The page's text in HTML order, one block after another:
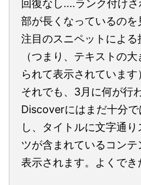
回復なし....ランク付け
部が長くなっているのを
注目のスニペットによ
（つまり、テキストの
られて表示されています
それでも、3月に何が行
Discoverにはまだ十分
し、タイトルに文字通
ツが含まれているコン
表示されます。よくでき